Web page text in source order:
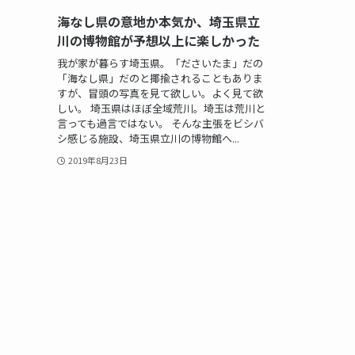
海なし県の意地か本気か、埼玉県立
川の博物館が予想以上に楽しかった
我が家が暮らす埼玉県。「ださいたま」だの
「海なし県」だのと揶揄されることもありま
すが、冒頭の写真を見て欲しい。よく見て欲
しい。 埼玉県はほぼ全域荒川。埼玉は荒川と
言っても過言ではない。 そんな主張をビシバ
シ感じる施設、埼玉県立川の博物館へ...
2019年8月23日